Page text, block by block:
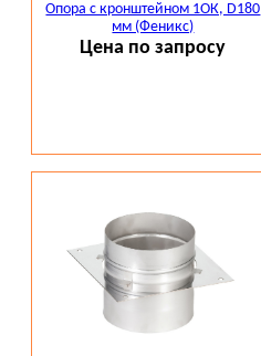
Опора с кронштейном 1ОК, D180
мм (Феникс)
Цена по запросу